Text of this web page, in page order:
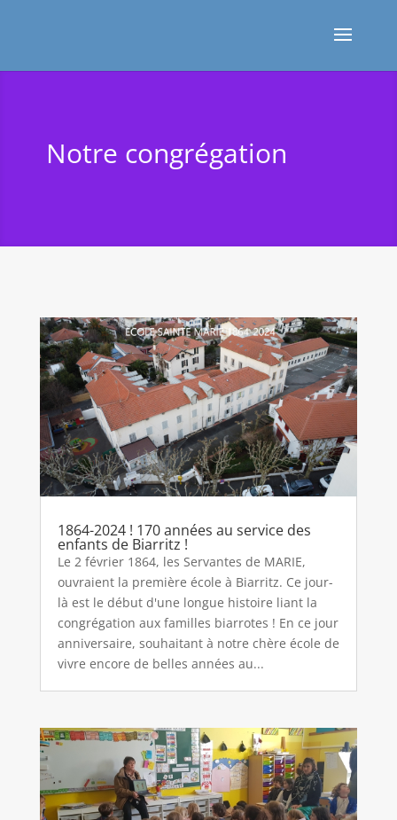
Notre congrégation
1864-2024 ! 170 années au service des
enfants de Biarritz !
Le 2 février 1864, les Servantes de MARIE,
ouvraient la première école à Biarritz. Ce jour-
là est le début d'une longue histoire liant la
congrégation aux familles biarrotes ! En ce jour
anniversaire, souhaitant à notre chère école de
vivre encore de belles années au...